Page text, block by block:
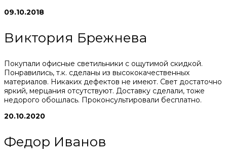
09.10.2018
Виктория Брежнева
Покупали офисные светильники с ощутимой скидкой.
Понравились, т.к. сделаны из высококачественных
материалов. Никаких дефектов не имеют. Свет достаточно
яркий, мерцания отсутствуют. Доставку сделали, тоже
недорого обошлась. Проконсультировали бесплатно.
20.10.2020
Федор Иванов